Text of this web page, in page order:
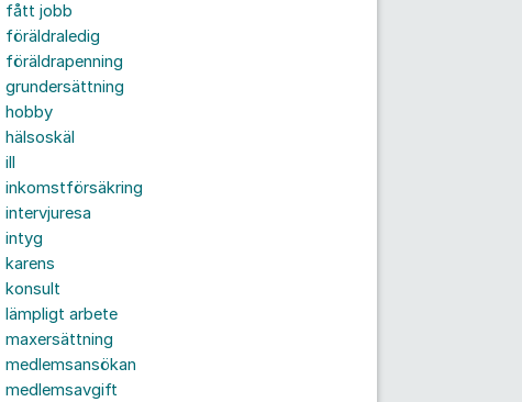
fått jobb
föräldraledig
föräldrapenning
grundersättning
hobby
hälsoskäl
ill
inkomstförsäkring
intervjuresa
intyg
karens
konsult
lämpligt arbete
maxersättning
medlemsansökan
medlemsavgift